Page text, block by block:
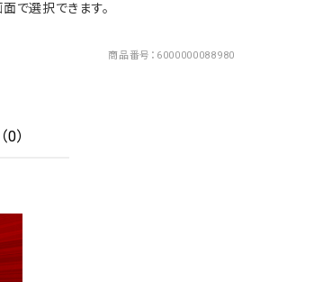
で選択できます。
商品番号 6000000088980
0）